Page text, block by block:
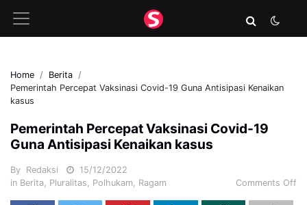
Home
Berita
Pemerintah Percepat Vaksinasi Covid-19 Guna Antisipasi Kenaikan
kasus
Pemerintah Percepat Vaksinasi Covid-19
Guna Antisipasi Kenaikan kasus
By Redaksi
15/12/2022
in Berita, Pluralitas, Polhukam, Ragam Comments Off